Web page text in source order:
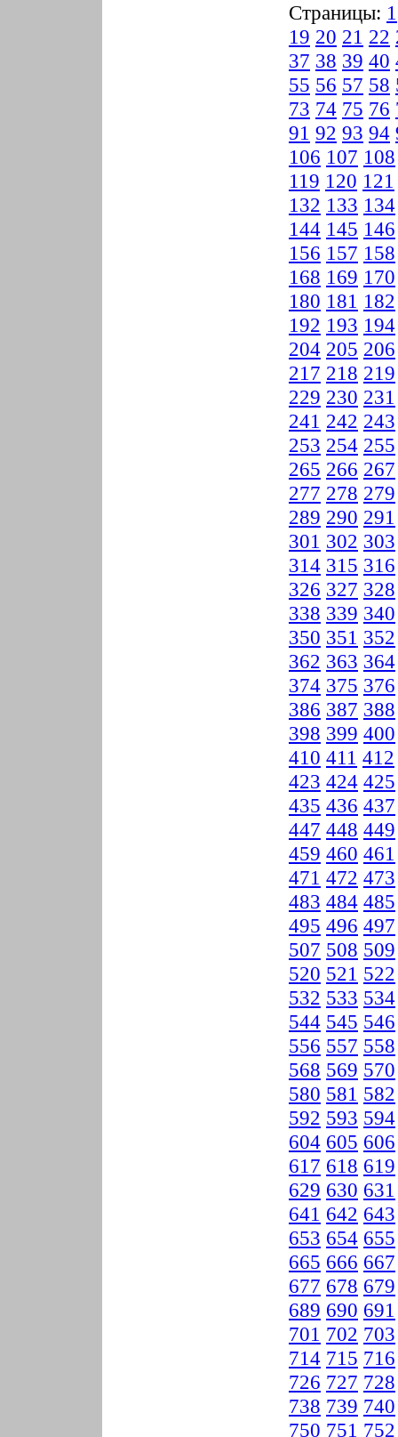
Страницы: 1
19 20 21 22
37 38 39 40
55 56 57 58
73 74 75 76
91 92 93 94
106 107 108
119 120 121
132 133 134
144 145 146
156 157 158
168 169 170
180 181 182
192 193 194
204 205 206
217 218 219
229 230 231
241 242 243
253 254 255
265 266 267
277 278 279
289 290 291
301 302 303
314 315 316
326 327 328
338 339 340
350 351 352
362 363 364
374 375 376
386 387 388
398 399 400
410 411 412
423 424 425
435 436 437
447 448 449
459 460 461
471 472 473
483 484 485
495 496 497
507 508 509
520 521 522
532 533 534
544 545 546
556 557 558
568 569 570
580 581 582
592 593 594
604 605 606
617 618 619
629 630 631
641 642 643
653 654 655
665 666 667
677 678 679
689 690 691
701 702 703
714 715 716
726 727 728
738 739 740
750 751 752